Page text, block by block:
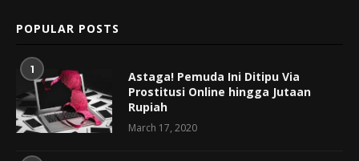
POPULAR POSTS
1
Astaga! Pemuda Ini Ditipu Via
Prostitusi Online hingga Jutaan
Rupiah
March 17, 2020